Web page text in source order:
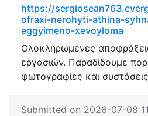
https://
ofraxi-nerohyti-athina-
eggyimeno-xevoyloma
Ολοκληρωμένες
εργασιών. Παραδίδουμε
φωτογραφίες και
Submitted on 2026-07-08